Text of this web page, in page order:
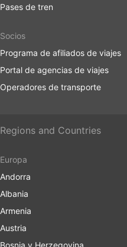
Pases de tren
Socios
Programa de afiliados de viajes
Portal de agencias de viajes
Operadores de transporte
Regions and Countries
Europa
Andorra
Albania
Armenia
Austria
Bosnia y Herzegovina